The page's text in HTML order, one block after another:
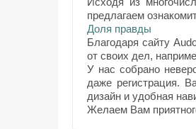
предлагаем
Доля правды
Благодаря сайту
от своих дел,
У нас собрано
даже регистрация.
дизайн и удобная
Желаем Вам